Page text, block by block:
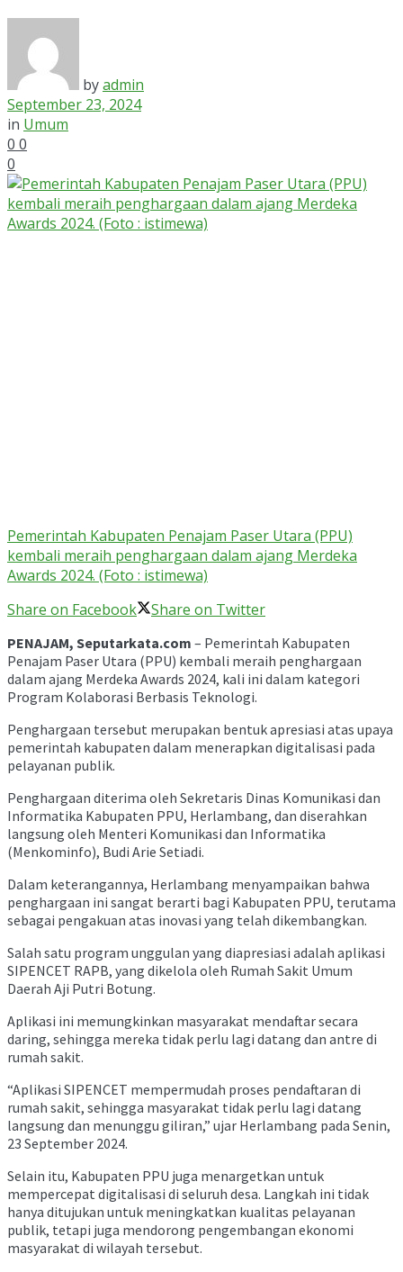
byadmin
September 23, 2024
in Umum
0 0
0
Pemerintah Kabupaten Penajam Paser Utara (PPU)
kembali meraih penghargaan dalam ajang Merdeka
Awards 2024. (Foto : istimewa)
Share on Facebook
Share on Twitter
PENAJAM, Seputarkata.com – Pemerintah Kabupaten
Penajam Paser Utara (PPU) kembali meraih penghargaan
dalam ajang Merdeka Awards 2024, kali ini dalam kategori
Program Kolaborasi Berbasis Teknologi.
Penghargaan tersebut merupakan bentuk apresiasi atas upaya
pemerintah kabupaten dalam menerapkan digitalisasi pada
pelayanan publik.
Penghargaan diterima oleh Sekretaris Dinas Komunikasi dan
Informatika Kabupaten PPU, Herlambang, dan diserahkan
langsung oleh Menteri Komunikasi dan Informatika
(Menkominfo), Budi Arie Setiadi.
Dalam keterangannya, Herlambang menyampaikan bahwa
penghargaan ini sangat berarti bagi Kabupaten PPU, terutama
sebagai pengakuan atas inovasi yang telah dikembangkan.
Salah satu program unggulan yang diapresiasi adalah aplikasi
SIPENCET RAPB, yang dikelola oleh Rumah Sakit Umum
Daerah Aji Putri Botung.
Aplikasi ini memungkinkan masyarakat mendaftar secara
daring, sehingga mereka tidak perlu lagi datang dan antre di
rumah sakit.
“Aplikasi SIPENCET mempermudah proses pendaftaran di
rumah sakit, sehingga masyarakat tidak perlu lagi datang
langsung dan menunggu giliran,” ujar Herlambang pada Senin,
23 September 2024.
Selain itu, Kabupaten PPU juga menargetkan untuk
mempercepat digitalisasi di seluruh desa. Langkah ini tidak
hanya ditujukan untuk meningkatkan kualitas pelayanan
publik, tetapi juga mendorong pengembangan ekonomi
masyarakat di wilayah tersebut.